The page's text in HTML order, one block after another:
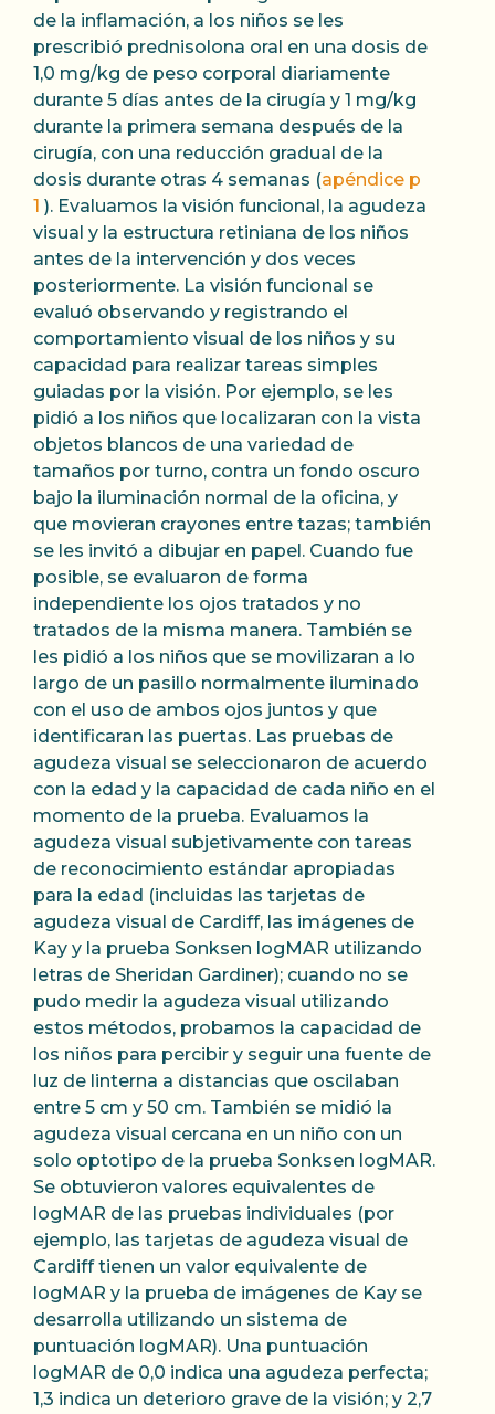
de la inflamación, a los niños se les
prescribió prednisolona oral en una dosis de
1,0 mg/kg de peso corporal diariamente
durante 5 días antes de la cirugía y 1 mg/kg
durante la primera semana después de la
cirugía, con una reducción gradual de la
dosis durante otras 4 semanas (apéndice p
1 ). Evaluamos la visión funcional, la agudeza
visual y la estructura retiniana de los niños
antes de la intervención y dos veces
posteriormente. La visión funcional se
evaluó observando y registrando el
comportamiento visual de los niños y su
capacidad para realizar tareas simples
guiadas por la visión. Por ejemplo, se les
pidió a los niños que localizaran con la vista
objetos blancos de una variedad de
tamaños por turno, contra un fondo oscuro
bajo la iluminación normal de la oficina, y
que movieran crayones entre tazas; también
se les invitó a dibujar en papel. Cuando fue
posible, se evaluaron de forma
independiente los ojos tratados y no
tratados de la misma manera. También se
les pidió a los niños que se movilizaran a lo
largo de un pasillo normalmente iluminado
con el uso de ambos ojos juntos y que
identificaran las puertas. Las pruebas de
agudeza visual se seleccionaron de acuerdo
con la edad y la capacidad de cada niño en el
momento de la prueba. Evaluamos la
agudeza visual subjetivamente con tareas
de reconocimiento estándar apropiadas
para la edad (incluidas las tarjetas de
agudeza visual de Cardiff, las imágenes de
Kay y la prueba Sonksen logMAR utilizando
letras de Sheridan Gardiner); cuando no se
pudo medir la agudeza visual utilizando
estos métodos, probamos la capacidad de
los niños para percibir y seguir una fuente de
luz de linterna a distancias que oscilaban
entre 5 cm y 50 cm. También se midió la
agudeza visual cercana en un niño con un
solo optotipo de la prueba Sonksen logMAR.
Se obtuvieron valores equivalentes de
logMAR de las pruebas individuales (por
ejemplo, las tarjetas de agudeza visual de
Cardiff tienen un valor equivalente de
logMAR y la prueba de imágenes de Kay se
desarrolla utilizando un sistema de
puntuación logMAR). Una puntuación
logMAR de 0,0 indica una agudeza perfecta;
1,3 indica un deterioro grave de la visión; y 2,7